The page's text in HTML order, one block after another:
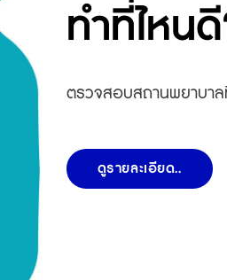
ทำที่ไหน
ตรวจสอบสถานพยาบาล
ดูรายละเอียด..